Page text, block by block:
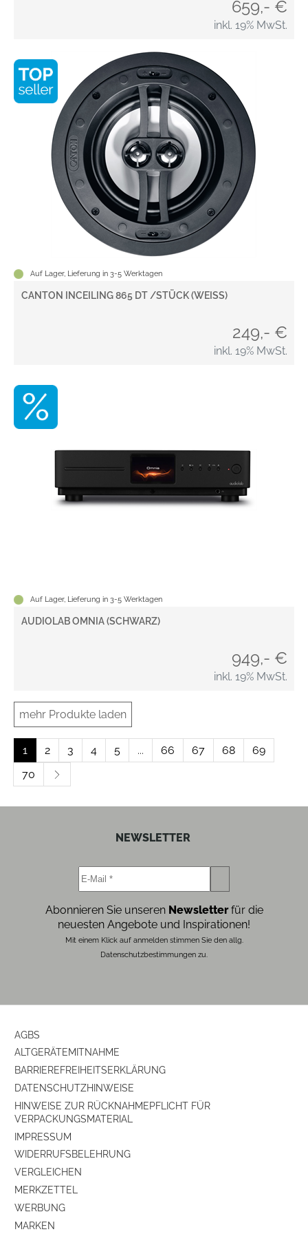
659,- €
inkl. 19% MwSt.
Auf Lager, Lieferung in 3-5 Werktagen
CANTON INCEILING 865 DT /STÜCK (WEISS)
249,- €
inkl. 19% MwSt.
Auf Lager, Lieferung in 3-5 Werktagen
AUDIOLAB OMNIA (SCHWARZ)
949,- €
inkl. 19% MwSt.
mehr Produkte laden
1 2 3 4 5 ... 66 67 68
69
70
NEWSLETTER
Abonnieren Sie unseren Newsletterfür die
neuesten Angebote und Inspirationen!
Mit einem Klick auf anmelden stimmen Sie den allg.
Datenschutzbestimmungen zu.
AGBS
ALTGERÄTEMITNAHME
BARRIEREFREIHEITSERKLÄRUNG
DATENSCHUTZHINWEISE
HINWEISE ZUR RÜCKNAHMEPFLICHT FÜR
VERPACKUNGSMATERIAL
IMPRESSUM
WIDERRUFSBELEHRUNG
VERGLEICHEN
MERKZETTEL
WERBUNG
MARKEN